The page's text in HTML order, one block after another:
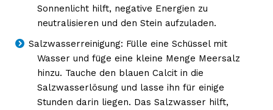
Sonnenlicht hilft, negative Energien zu
neutralisieren und den Stein aufzuladen.
Salzwasserreinigung: Fülle eine Schüssel mit
Wasser und füge eine kleine Menge Meersalz
hinzu. Tauche den blauen Calcit in die
Salzwasserlösung und lasse ihn für einige
Stunden darin liegen. Das Salzwasser hilft,